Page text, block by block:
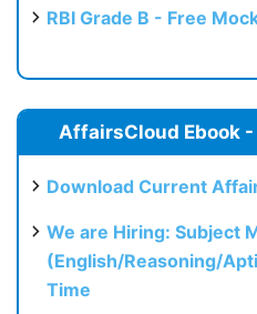
RBI Grade B - Free
AffairsCloud Ebook
Download Current
We are Hiring: Subject
(English/Reasoning/
Time